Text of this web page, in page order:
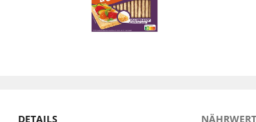
DETAILS